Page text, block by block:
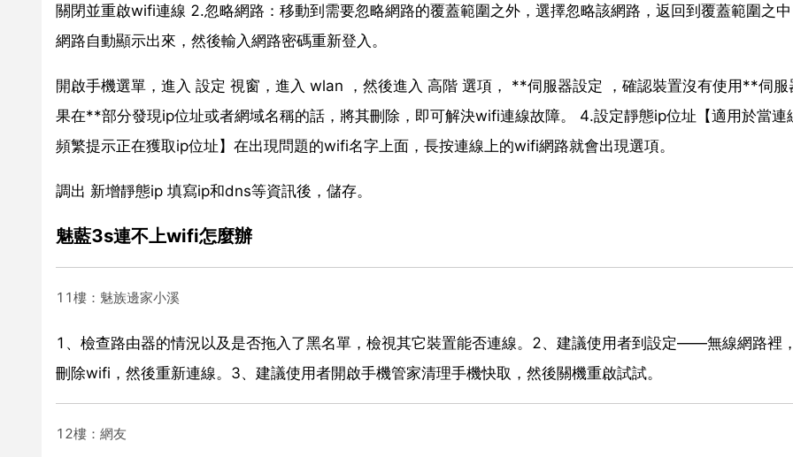
關閉並重啟wifi連線 2.忽略網路：移動到需要忽略網路的覆蓋範圍之外，選擇忽略該網路，返回到覆蓋範圍之
網路自動顯示出來，然後輸入網路密碼重新登入。
開啟手機選單，進入 設定 視窗，進入 wlan ，然後進入 高階 選項， **伺服器設定 ，確認裝置沒有使用**伺服
果在**部分發現ip位址或者網域名稱的話，將其刪除，即可解決wifi連線故障。 4.設定靜態ip位址【適用於當連
頻繁提示正在獲取ip位址】在出現問題的wifi名字上面，長按連線上的wifi網路就會出現選項。
調出 新增靜態ip 填寫ip和dns等資訊後，儲存。
魅藍3s連不上wifi怎麼辦
11樓：魅族邊家小溪
1、檢查路由器的情況以及是否拖入了黑名單，檢視其它裝置能否連線。2、建議使用者到設定——無線網路裡
刪除wifi，然後重新連線。3、建議使用者開啟手機管家清理手機快取，然後關機重啟試試。
12樓：網友